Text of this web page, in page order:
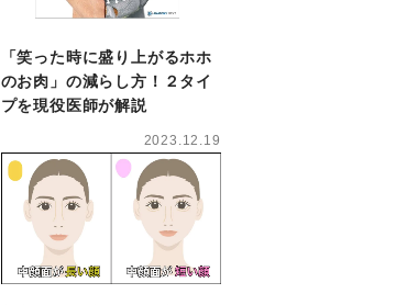
「笑った時に盛り上がるホホ
のお肉」の減らし方！２タイ
プを現役医師が解説
2023.12.19